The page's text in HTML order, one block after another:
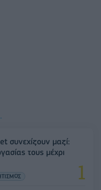
συνεχίζουν μαζί:
τους μέχρι